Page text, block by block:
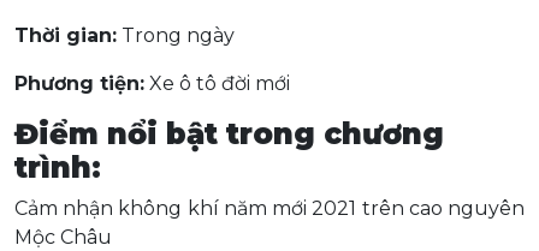
Thời gian: Trong ngày
Phương tiện: Xe ô tô đời mới
Điểm nổi bật trong chương
trình:
Cảm nhận không khí năm mới 2021 trên cao nguyên
Mộc Châu